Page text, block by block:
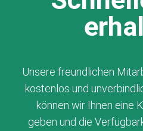
Unsere freundlichen
kostenlos und
können wir Ihnen eine
geben und die